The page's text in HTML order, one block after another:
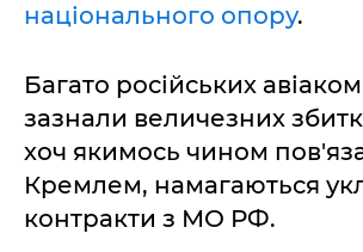
національного опору.
Багато російських
зазнали величезних
хоч якимось чином
Кремлем, намагаються
контракти з МО РФ.